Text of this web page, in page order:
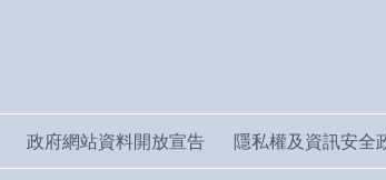
政府網站資料開放宣告 隱私權及資訊安全